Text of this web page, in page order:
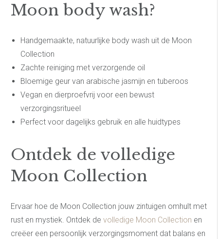
Moon body wash?
Handgemaakte, natuurlijke body wash uit de Moon
Collection
Zachte reiniging met verzorgende oil
Bloemige geur van arabische jasmijn en tuberoos
Vegan en dierproefvrij voor een bewust
verzorgingsritueel
Perfect voor dagelijks gebruik en alle huidtypes
Ontdek de volledige
Moon Collection
Ervaar hoe de Moon Collection jouw zintuigen omhult met
rust en mystiek. Ontdek devolledige Moon Collection en
creëer een persoonlijk verzorgingsmoment dat balans en